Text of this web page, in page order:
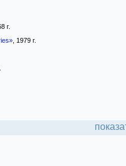
г.
, 1979 г.